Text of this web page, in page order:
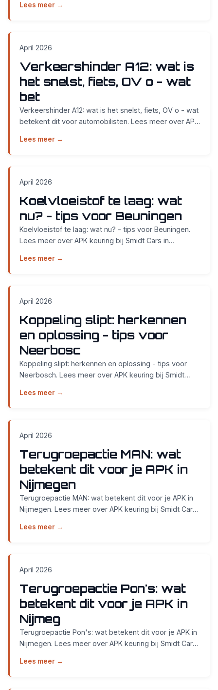
Lees meer →
April 2026
Verkeershinder A12: wat is
het snelst, fiets, OV o - wat
bet
Verkeershinder A12: wat is het snelst, fiets, OV o - wat
betekent dit voor automobilisten. Lees meer over APK
Lees meer →
April 2026
Koelvloeistof te laag: wat
nu? - tips voor Beuningen
Koelvloeistof te laag: wat nu? - tips voor Beuningen.
Lees meer over APK keuring bij Smidt Cars in
Lees meer →
April 2026
Koppeling slipt: herkennen
en oplossing - tips voor
Neerbosc
Koppeling slipt: herkennen en oplossing - tips voor
Neerbosch. Lees meer over APK keuring bij Smidt
Lees meer →
April 2026
Terugroepactie MAN: wat
betekent dit voor je APK in
Nijmegen
Terugroepactie MAN: wat betekent dit voor je APK in
Nijmegen. Lees meer over APK keuring bij Smidt Cars
Lees meer →
April 2026
Terugroepactie Pon's: wat
betekent dit voor je APK in
Nijmeg
Terugroepactie Pon's: wat betekent dit voor je APK in
Nijmegen. Lees meer over APK keuring bij Smidt Cars
Lees meer →